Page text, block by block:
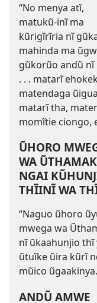
“No menya atĩ,
matukũ-inĩ ma
kũrigĩrĩria nĩ
mahinda ma
gũkorũo andũ nĩ
. . . matarĩ
matendaga
matarĩ tha,
momĩtie ciongo,
ŨHORO
WA
NGAI
THĨINĨ WA
“Naguo ũhoro
mwega wa
nĩ ũkaahunjio thĩ
ũtuĩke ũira kũrĩ
mũico
ANDŨ AMWE